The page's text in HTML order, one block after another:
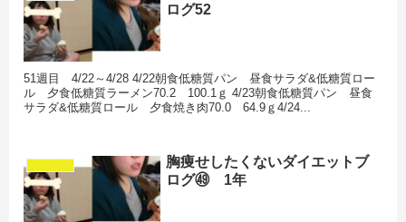
ログ52
51週目 4/22～4/28 4/22朝食低糖質パン 昼食サラダ&低糖質ロー
ル 夕食低糖質ラーメン70.2 100.1ｇ 4/23朝食低糖質パン 昼食
サラダ&低糖質ロール 夕食焼き肉70.0 64.9ｇ4/24...
胸痩せしたくないダイエットブ
ログ㊾ 1年